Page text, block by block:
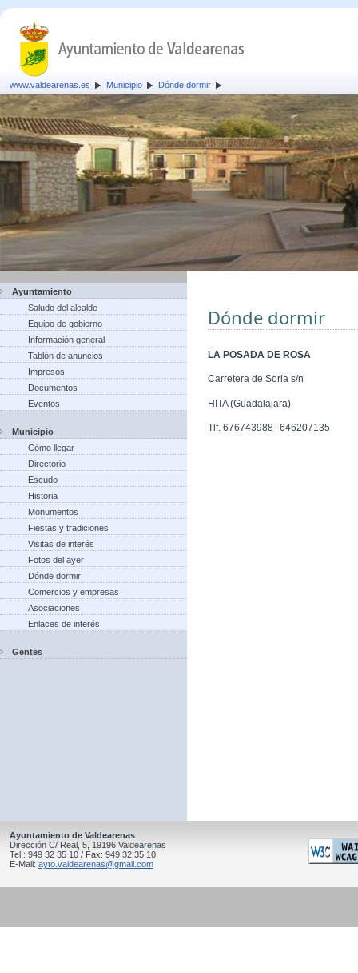
www.valdearenas.es Municipio Dónde dormir
Ayuntamiento
Saludo del alcalde
Equipo de gobierno
Información general
Tablón de anuncios
Impresos
Documentos
Eventos
Municipio
Cómo llegar
Directorio
Escudo
Historia
Monumentos
Fiestas y tradiciones
Visitas de interés
Fotos del ayer
Dónde dormir
Comercios y empresas
Asociaciones
Enlaces de interés
Gentes
Dónde dormir
LA POSADA DE ROSA
Carretera de Soria s/n
HITA (Guadalajara)
Tlf. 676743988--646207135
Ayuntamiento de Valdearenas
Dirección C/ Real, 5, 19196 Valdearenas
Tel.: 949 32 35 10 / Fax: 949 32 35 10
E-Mail: ayto.valdearenas@gmail.com